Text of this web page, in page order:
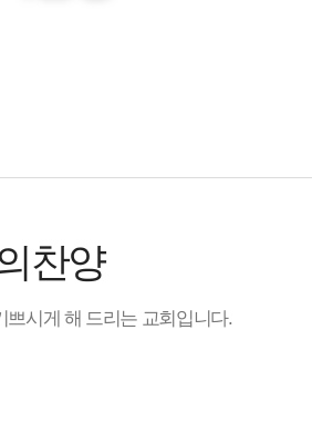
찬양
시게 해 드리는 교회입니다.